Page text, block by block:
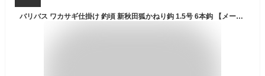
バリバス ワカサギ仕掛け 釣頃 新秋田狐かねり鈎 1.5号 6本鈎 【メール便OK】【ワカサギ釣り】